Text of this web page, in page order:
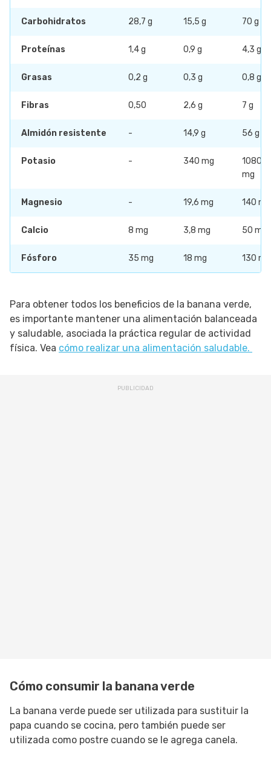
Carbohidratos 28,7 g 15,5 g 70 g
Proteínas 1,4 g 0,9 g 4,3 g
Grasas 0,2 g 0,3 g 0,8 g
Fibras 0,50 2,6 g 7 g
Almidón resistente - 14,9 g 56 g
Potasio - 340 mg
1080
mg
Magnesio - 19,6 mg 140 mg
Calcio 8 mg 3,8 mg 50 mg
Fósforo 35 mg 18 mg 130 mg
Para obtener todos los beneficios de la banana verde,
es importante mantener una alimentación balanceada
y saludable, asociada la práctica regular de actividad
física. Vea cómo realizar una alimentación saludable.
Cómo consumir la banana verde
La banana verde puede ser utilizada para sustituir la
papa cuando se cocina, pero también puede ser
utilizada como postre cuando se le agrega canela.